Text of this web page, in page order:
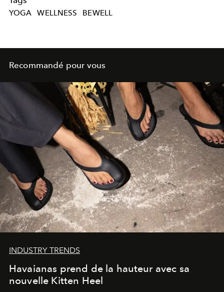
YOGA WELLNESS BEWELL
Recommandé pour vous
INDUSTRY TRENDS
Havaianas prend de la hauteur avec sa
nouvelle Kitten Heel